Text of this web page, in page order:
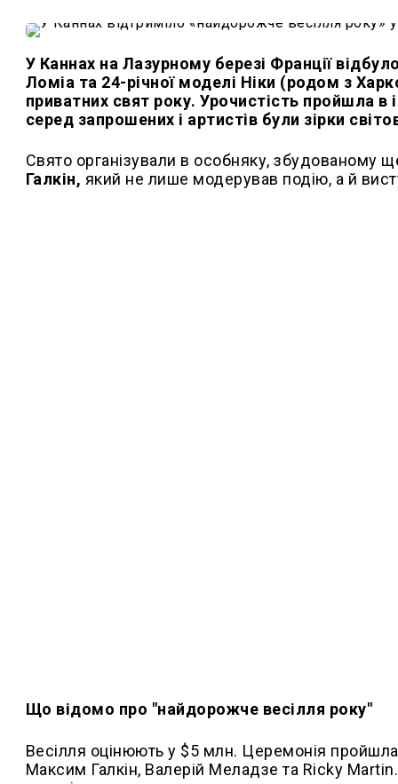
У Каннах на Лазурному березі Франції
Ломіа та 24-річної моделі Ніки (родом з
приватних свят року. Урочистість пройшла
серед запрошених і артистів були зірки
Свято організували в особняку, збудованому
Галкін, який не лише модерував подію, а й
Що відомо про "найдорожче весілля року"
Весілля оцінюють у $5 млн. Церемонія
Максим Галкін, Валерій Меладзе та Ricky